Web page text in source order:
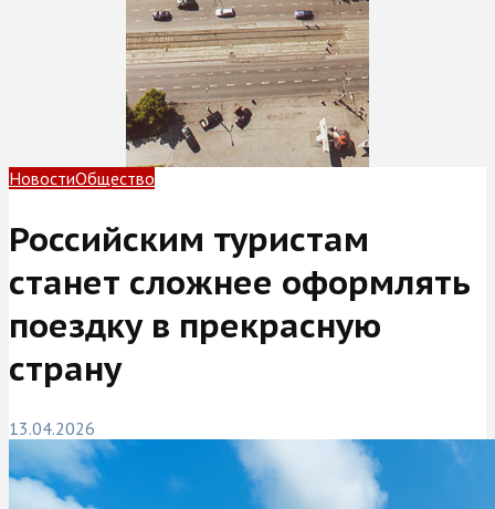
НовостиОбщество
Российским туристам
станет сложнее оформлять
поездку в прекрасную
страну
13.04.2026